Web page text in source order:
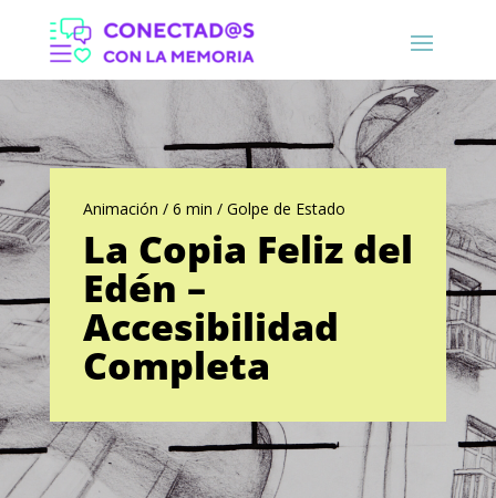
Animación / 6 min / Golpe de Estado
La Copia Feliz del
Edén –
Accesibilidad
Completa